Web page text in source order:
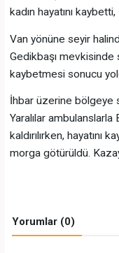
kadın hayatını
Van yönüne seyir
Gedikbaşı
kaybetmesi sonucu
İhbar üzerine bölgeye
Yaralılar
kaldırılırken, hayatını
morga götürüldü.
Yorumlar (0)